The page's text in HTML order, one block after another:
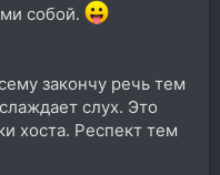
собой.
закончу речь тем
слух. Это
хоста. Респект тем